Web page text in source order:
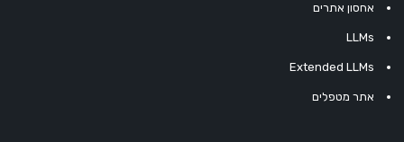
אחסון אתרים
LLMs
Extended LLMs
אתר מטפלים